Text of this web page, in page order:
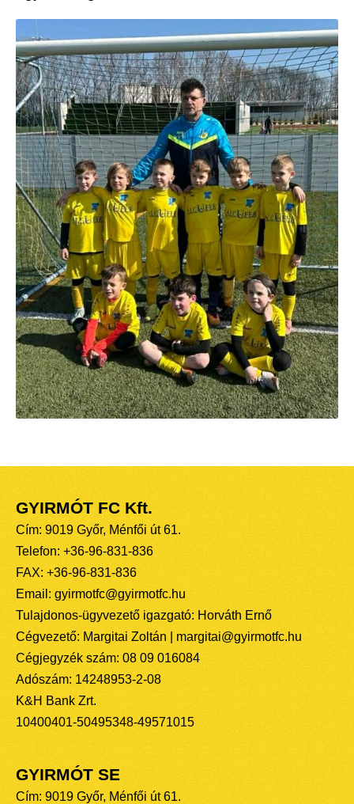
GYIRMÓT FC Kft.
Cím: 9019 Győr, Ménfői út 61.
Telefon: +36-96-831-836
FAX: +36-96-831-836
Email: gyirmotfc@gyirmotfc.hu
Tulajdonos-ügyvezető igazgató: Horváth Ernő
Cégvezető: Margitai Zoltán | margitai@gyirmotfc.hu
Cégjegyzék szám: 08 09 016084
Adószám: 14248953-2-08
K&H Bank Zrt.
10400401-50495348-49571015
GYIRMÓT SE
Cím: 9019 Győr, Ménfői út 61.